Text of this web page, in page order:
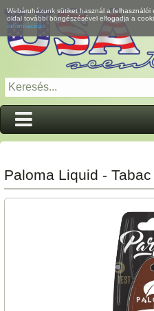
Webáruházunk sütiket használ a felhasználói
oldal további böngészésével elfogadja a
információk...
Paloma Liquid - Tabac